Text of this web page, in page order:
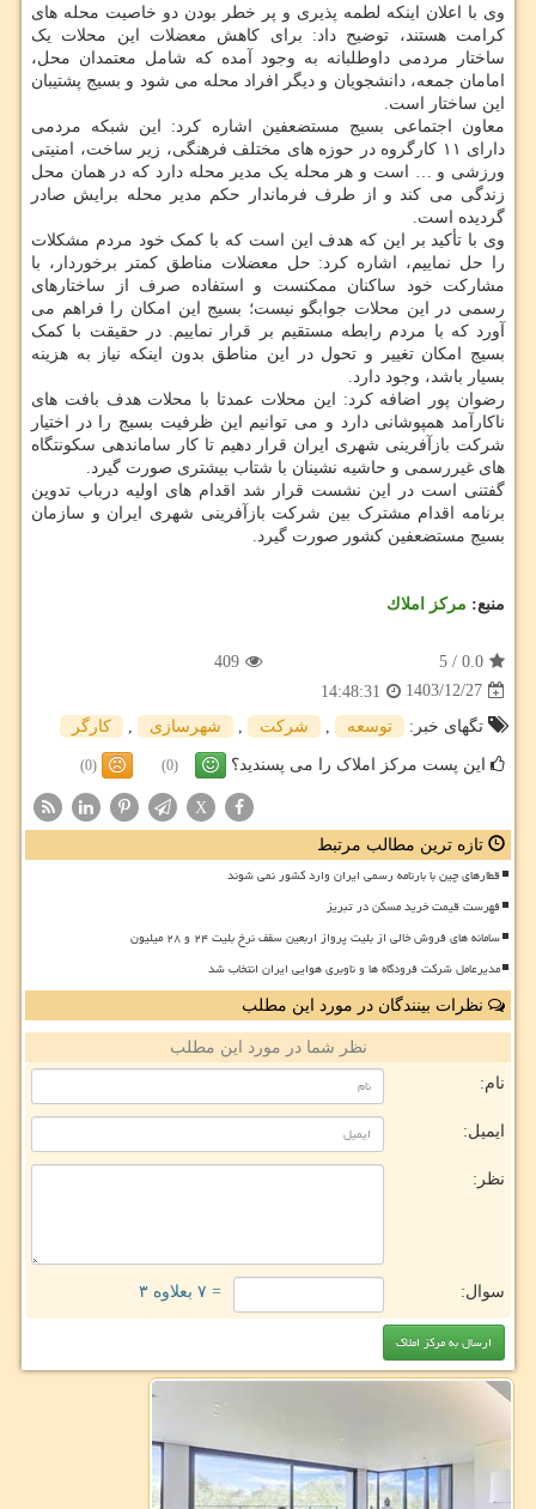
وی با اعلان اینکه لطمه پذیری و پر خطر بودن دو خاصیت محله های
کرامت هستند، توضیح داد: برای کاهش معضلات این محلات یک
ساختار مردمی داوطلبانه به وجود آمده که شامل معتمدان محل،
امامان جمعه، دانشجویان و دیگر افراد محله می شود و بسیج پشتیبان
این ساختار است.
معاون اجتماعی بسیج مستضعفین اشاره کرد: این شبکه مردمی
دارای ۱۱ کارگروه در حوزه های مختلف فرهنگی، زیر ساخت، امنیتی
ورزشی و … است و هر محله یک مدیر محله دارد که در همان محل
زندگی می کند و از طرف فرماندار حکم مدیر محله برایش صادر
گردیده است.
وی با تأکید بر این که هدف این است که با کمک خود مردم مشکلات
را حل نماییم، اشاره کرد: حل معضلات مناطق کمتر برخوردار، با
مشارکت خود ساکنان ممکنست و استفاده صرف از ساختارهای
رسمی در این محلات جوابگو نیست؛ بسیج این امکان را فراهم می
آورد که با مردم رابطه مستقیم بر قرار نماییم. در حقیقت با کمک
بسیج امکان تغییر و تحول در این مناطق بدون اینکه نیاز به هزینه
بسیار باشد، وجود دارد.
رضوان پور اضافه کرد: این محلات عمدتا با محلات هدف بافت های
ناکارآمد همپوشانی دارد و می توانیم این ظرفیت بسیج را در اختیار
شرکت بازآفرینی شهری ایران قرار دهیم تا کار ساماندهی سکونتگاه
های غیررسمی و حاشیه نشینان با شتاب بیشتری صورت گیرد.
گفتنی است در این نشست قرار شد اقدام های اولیه درباب تدوین
برنامه اقدام مشترک بین شرکت بازآفرینی شهری ایران و سازمان
بسیج مستضعفین کشور صورت گیرد.
منبع: مركز املاك
0.0
/
5
409
1403/12/27
14:48:31
تگهای خبر:
توسعه شركت شهرسازی كارگر
این پست مرکز املاک را می پسندید؟ (0)
(0)
X
تازه ترین مطالب مرتبط
قطارهای چین با بارنامه رسمی ایران وارد کشور نمی شوند
فهرست قیمت خرید مسکن در تبریز
سامانه های فروش خالی از بلیت پرواز اربعین سقف نرخ بلیت ۲۴ و ۲۸ میلیون
مدیرعامل شرکت فرودگاه ها و ناوبری هوایی ایران انتخاب شد
نظرات بینندگان در مورد این مطلب
نظر شما در مورد این مطلب
نام:
ایمیل:
نظر:
سوال: = ۷ بعلاوه ۳